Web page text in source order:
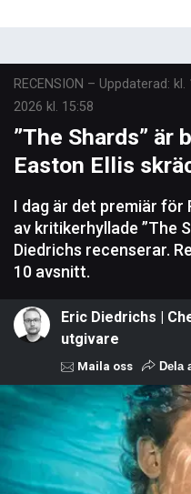
RECENSION – Uppdaterad: kl.
2026 kl. 15:58
”The Shards” är
Easton Ellis
I dag är det premiär för
av kritikerhyllade ”The
Diedrichs recenserar.
10 avsnitt.
Eric Diedrichs |
utgivare
Maila oss Dela